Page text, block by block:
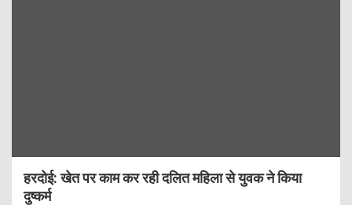
हरदोई: खेत पर काम कर रही दलित महिला से युवक ने किया
दुष्कर्म